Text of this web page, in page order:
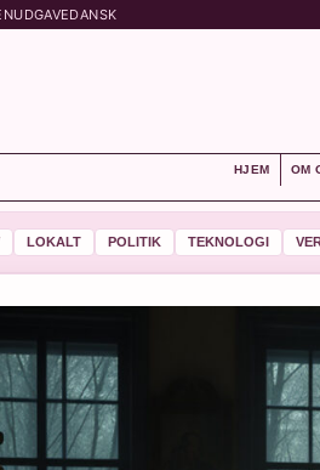
DANSK
HJEM OM
LOKALT POLITIK TEKNOLOGI